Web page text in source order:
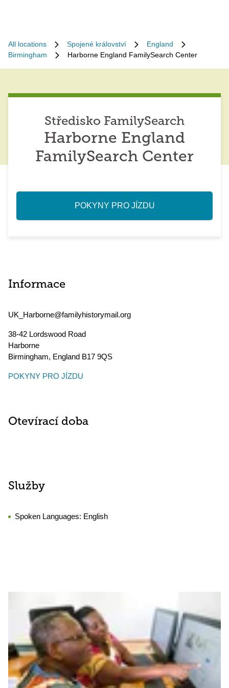
All locations Spojené království
England
Birmingham
Harborne England FamilySearch Center
Středisko FamilySearch
Harborne England
FamilySearch Center
POKYNY PRO JÍZDU
Informace
UK_Harborne@familyhistorymail.org
38-42 Lordswood Road
Harborne
Birmingham, England B17 9QS
POKYNY PRO JÍZDU
Otevírací doba
Služby
Spoken Languages: English